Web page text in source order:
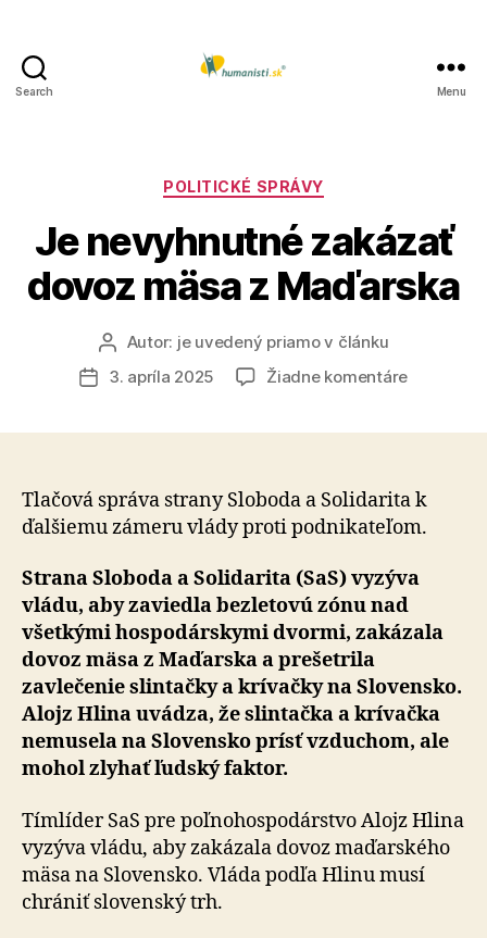
Search Menu
Kategórie
POLITICKÉ SPRÁVY
Je nevyhnutné zakázať
dovoz mäsa z Maďarska
Autor
článku
Autor: je uvedený priamo v článku
Dátum
3. apríla 2025 Žiadne komentárena
mäsa
z
Tlačová správa strany Sloboda a Solidarita k
ďalšiemu zámeru vlády proti podnikateľom.
Strana Sloboda a Solidarita (SaS) vyzýva
vládu, aby zaviedla bezletovú zónu nad
všetkými hospodárskymi dvormi, zakázala
dovoz mäsa z Maďarska a prešetrila
zavlečenie slintačky a krívačky na Slovensko.
Alojz Hlina uvádza, že slintačka a krívačka
nemusela na Slovensko prísť vzduchom, ale
mohol zlyhať ľudský faktor.
Tímlíder SaS pre poľnohospodárstvo Alojz Hlina
vyzýva vládu, aby zakázala dovoz maďarského
mäsa na Slo­ven­sko. Vláda podľa Hlinu musí
chrániť slovenský trh.